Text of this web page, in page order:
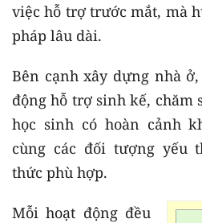
việc hỗ trợ trước mắt, mà
pháp lâu dài.
Bên cạnh xây dựng nhà
động hỗ trợ sinh kế, chăm
học sinh có hoàn cảnh
cùng các đối tượng yếu
thức phù hợp.
Mỗi hoạt động đều